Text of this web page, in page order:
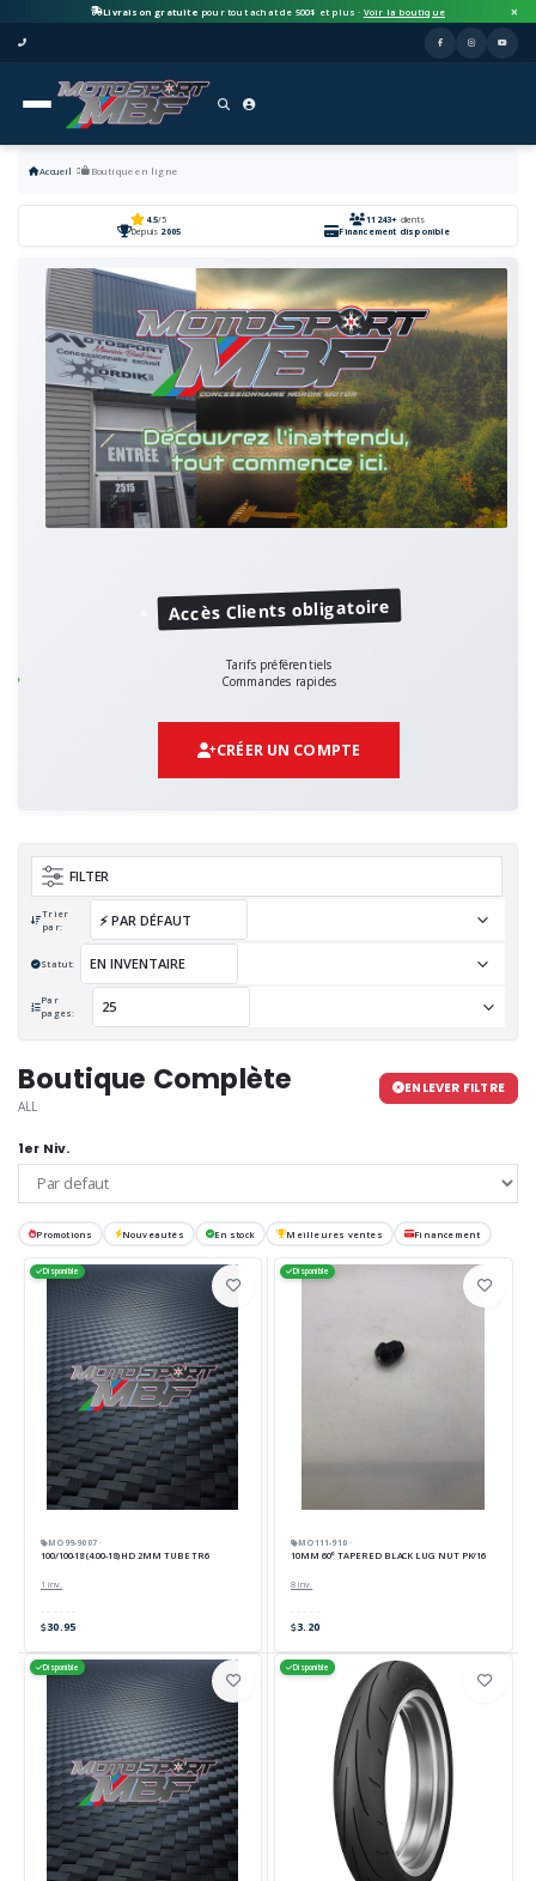
Livraison gratuite pour tout achat de 500$ et plus · Voir la boutique
Accueil Boutique en ligne
4.5/5 11243+ clients
Depuis 2005 Financement disponible
Accès Clients obligatoire
Tarifs préférentiels
Commandes rapides
CRÉER UN COMPTE
FILTER
Trier
par:
Statut:
Par
pages:
Boutique Complète
ALL
ENLEVER FILTRE
1er Niv.
Promotions Nouveautés En stock Meilleures ventes Financement
Disponible
MO99-9007 ·
100/100-18 (4.00-18) HD 2MM TUBE TR6
1 inv.
30.95
Disponible
MO111-910 ·
10MM 60° TAPERED BLACK LUG NUT PK/16
8 inv.
3.20
Disponible Disponible